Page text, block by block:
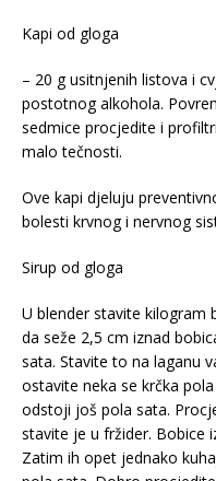
Kapi od gloga
– 20 g usitnjenih listova i
postotnog alkohola.
sedmice procjedite i
malo tečnosti.
Ove kapi djeluju
bolesti krvnog i nervnog
Sirup od gloga
U blender stavite kilogram
da seže 2,5 cm iznad
sata. Stavite to na laganu
ostavite neka se krčka
odstoji još pola sata.
stavite je u fržider. Bobice
Zatim ih opet jednako